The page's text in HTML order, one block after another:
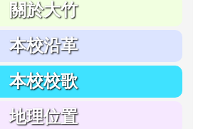
關於大竹
本校沿革
本校校歌
地理位置